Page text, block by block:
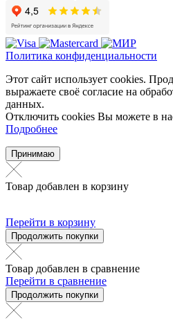
Политика конфиденциальности
Этот сайт использует cookies.
выражаете своё согласие на
данных.
Отключить cookies Вы можете в
Подробнее
Принимаю
Товар добавлен в корзину
Перейти в корзину
Продолжить покупки
Товар добавлен в сравнение
Перейти в сравнение
Продолжить покупки